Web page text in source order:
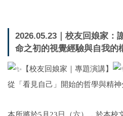
2026.05.23｜校友回娘家：
命之初的視覺經驗與自我的
【校友回娘家｜專題演講】
從「看見自己」開始的哲學與精神